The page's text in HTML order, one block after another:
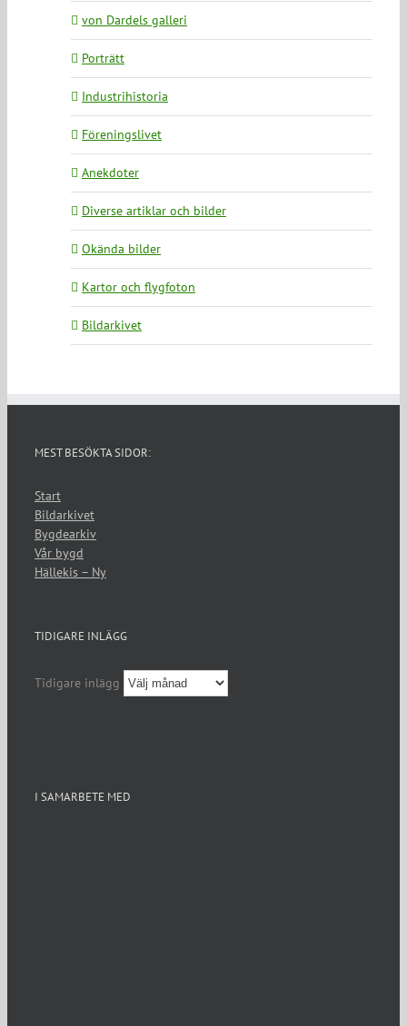
von Dardels galleri
Porträtt
Industrihistoria
Föreningslivet
Anekdoter
Diverse artiklar och bilder
Okända bilder
Kartor och flygfoton
Bildarkivet
MEST BESÖKTA SIDOR:
Start
Bildarkivet
Bygdearkiv
Vår bygd
Hällekis – Ny
TIDIGARE INLÄGG
Tidigare inlägg
I SAMARBETE MED